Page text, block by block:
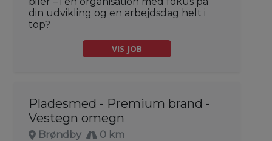
din udvikling og en arbejdsdag helt i
top?
VIS JOB
Pladesmed - Premium brand -
Vestegn omegn
Brøndby
0 km